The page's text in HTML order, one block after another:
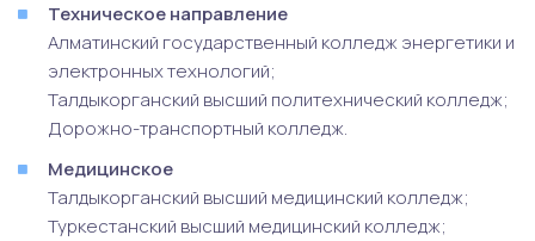
Техническое направление
Алматинский государственный колледж энергетики и
электронных технологий;
Талдыкорганский высший политехнический колледж;
Дорожно-транспортный колледж.
Медицинское
Талдыкорганский высший медицинский колледж;
Туркестанский высший медицинский колледж;